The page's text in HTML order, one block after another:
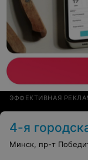
ЭФФЕКТИВНАЯ
4-я
Минск, пр-т